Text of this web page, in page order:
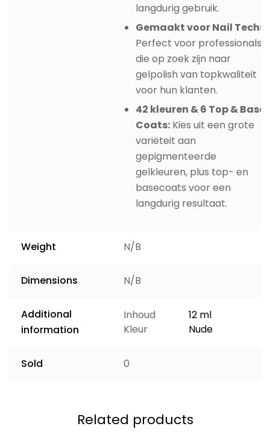
langdurig gebruik.
Gemaakt voor Nail Techs:
Perfect voor professionals
die op zoek zijn naar
gelpolish van topkwaliteit
voor hun klanten.
42 kleuren & 6 Top & Base
Coats: Kies uit een grote
variëteit aan
gepigmenteerde
gelkleuren, plus top- en
basecoats voor een
langdurig resultaat.
Weight N/B
Dimensions N/B
Additional
information
Inhoud
12 ml
Kleur
Nude
Sold 0
Related products